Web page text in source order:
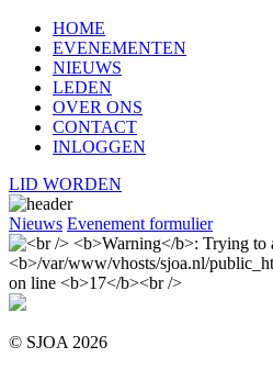
HOME
EVENEMENTEN
NIEUWS
LEDEN
OVER ONS
CONTACT
INLOGGEN
LID WORDEN
Nieuws Evenement formulier
© SJOA 2026